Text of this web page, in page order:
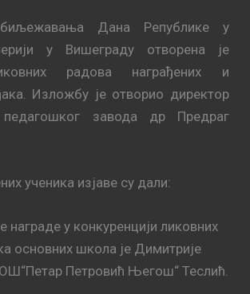
Дана Републике у
у Вишеграду отворена је
радова награђених и
Изложбу је отворио директор
педагошког завода др Предраг
ученика изјаве су дали:
награде у конкуренцији ликовних
основних школа је Димитрије
Петровић Његош“ Теслић.